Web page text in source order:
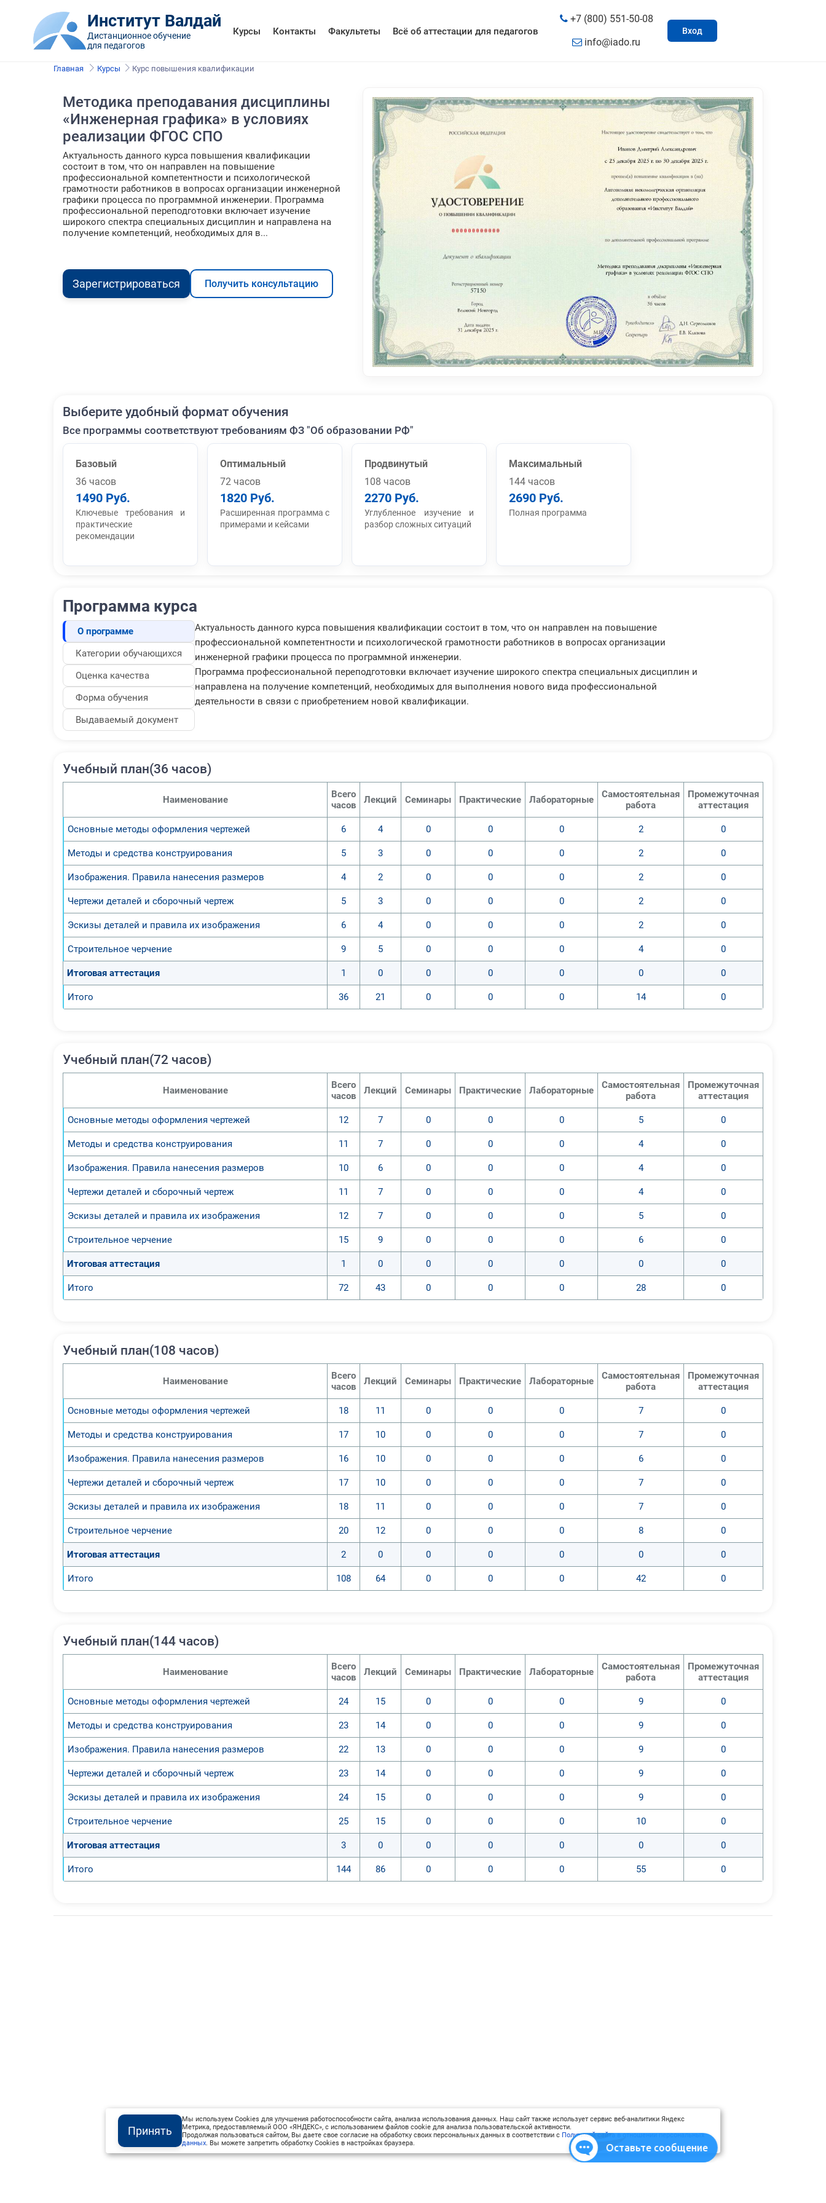
Институт Валдай
Дистанционное обучение
для педагогов
Курсы Контакты Факультеты Всё об аттестации для педагогов
+7 (800) 551-50-08
info@iado.ru
Вход
Главная Курсы Курс повышения квалификации
Методика преподавания дисциплины
«Инженерная графика» в условиях
реализации ФГОС СПО
Актуальность данного курса повышения квалификации
состоит в том, что он направлен на повышение
профессиональной компетентности и психологической
грамотности работников в вопросах организации инженерной
графики процесса по программной инженерии. Программа
профессиональной переподготовки включает изучение
широкого спектра специальных дисциплин и направлена на
получение компетенций, необходимых для в...
Зарегистрироваться Получить консультацию
Выберите удобный формат обучения
Все программы соответствуют требованиям ФЗ "Об образовании РФ"
Базовый
36 часов
1490 Руб.
Ключевые требования и
практические
рекомендации
Оптимальный
72 часов
1820 Руб.
Расширенная программа с
примерами и кейсами
Продвинутый
108 часов
2270 Руб.
Углубленное изучение и
разбор сложных ситуаций
Максимальный
144 часов
2690 Руб.
Полная программа
Программа курса
О программе
Категории обучающихся
Оценка качества
Форма обучения
Выдаваемый документ
Актуальность данного курса повышения квалификации состоит в том, что он направлен на повышение
профессиональной компетентности и психологической грамотности работников в вопросах организации
инженерной графики процесса по программной инженерии.
Программа профессиональной переподготовки включает изучение широкого спектра специальных дисциплин и
направлена на получение компетенций, необходимых для выполнения нового вида профессиональной
деятельности в связи с приобретением новой квалификации.
Учебный план(36 часов)
Наименование
Всего
часов
Лекций Семинары Практические Лабораторные
Самостоятельная
работа
Промежуточная
аттестация
Основные методы оформления чертежей 6 4 0 0 0 2 0
Методы и средства конструирования 5 3 0 0 0 2 0
Изображения. Правила нанесения размеров 4 2 0 0 0 2 0
Чертежи деталей и сборочный чертеж 5 3 0 0 0 2 0
Эскизы деталей и правила их изображения 6 4 0 0 0 2 0
Строительное черчение 9 5 0 0 0 4 0
Итоговая аттестация 1 0 0 0 0 0 0
Итого 36 21 0 0 0 14 0
Учебный план(72 часов)
Наименование
Всего
часов
Лекций Семинары Практические Лабораторные
Самостоятельная
работа
Промежуточная
аттестация
Основные методы оформления чертежей 12 7 0 0 0 5 0
Методы и средства конструирования 11 7 0 0 0 4 0
Изображения. Правила нанесения размеров 10 6 0 0 0 4 0
Чертежи деталей и сборочный чертеж 11 7 0 0 0 4 0
Эскизы деталей и правила их изображения 12 7 0 0 0 5 0
Строительное черчение 15 9 0 0 0 6 0
Итоговая аттестация 1 0 0 0 0 0 0
Итого 72 43 0 0 0 28 0
Учебный план(108 часов)
Наименование
Всего
часов
Лекций Семинары Практические Лабораторные
Самостоятельная
работа
Промежуточная
аттестация
Основные методы оформления чертежей 18 11 0 0 0 7 0
Методы и средства конструирования 17 10 0 0 0 7 0
Изображения. Правила нанесения размеров 16 10 0 0 0 6 0
Чертежи деталей и сборочный чертеж 17 10 0 0 0 7 0
Эскизы деталей и правила их изображения 18 11 0 0 0 7 0
Строительное черчение 20 12 0 0 0 8 0
Итоговая аттестация 2 0 0 0 0 0 0
Итого 108 64 0 0 0 42 0
Учебный план(144 часов)
Наименование
Всего
часов
Лекций Семинары Практические Лабораторные
Самостоятельная
работа
Промежуточная
аттестация
Основные методы оформления чертежей 24 15 0 0 0 9 0
Методы и средства конструирования 23 14 0 0 0 9 0
Изображения. Правила нанесения размеров 22 13 0 0 0 9 0
Чертежи деталей и сборочный чертеж 23 14 0 0 0 9 0
Эскизы деталей и правила их изображения 24 15 0 0 0 9 0
Строительное черчение 25 15 0 0 0 10 0
Итоговая аттестация 3 0 0 0 0 0 0
Итого 144 86 0 0 0 55 0
Принять
Мы используем Cookies для улучшения работоспособности сайта, анализа использования данных. Наш сайт также использует сервис веб-аналитики Яндекс
Метрика, предоставляемый ООО «ЯНДЕКС», с использованием файлов cookie для анализа пользовательской активности.
Продолжая пользоваться сайтом, Вы даете свое согласие на обработку своих персональных данных в соответствии с Политикой сайта в отношении персональных
данных . Вы можете запретить обработку Cookies в настройках браузера. Оставьте сообщение